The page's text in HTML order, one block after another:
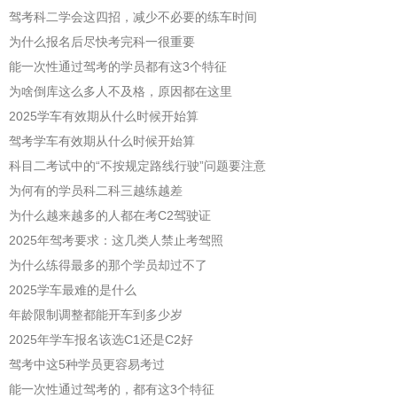
驾考科二学会这四招，减少不必要的练车时间
为什么报名后尽快考完科一很重要
能一次性通过驾考的学员都有这3个特征
为啥倒库这么多人不及格，原因都在这里
2025学车有效期从什么时候开始算
驾考学车有效期从什么时候开始算
科目二考试中的“不按规定路线行驶”问题要注意
为何有的学员科二科三越练越差
为什么越来越多的人都在考C2驾驶证
2025年驾考要求：这几类人禁止考驾照
为什么练得最多的那个学员却过不了
2025学车最难的是什么
年龄限制调整都能开车到多少岁
2025年学车报名该选C1还是C2好
驾考中这5种学员更容易考过
能一次性通过驾考的，都有这3个特征